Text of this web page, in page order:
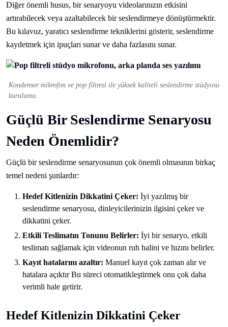
Diğer önemli husus, bir senaryoyu videolarınızın etkisini
artırabilecek veya azaltabilecek bir seslendirmeye dönüştürmektir.
Bu kılavuz, yaratıcı seslendirme tekniklerini gösterir, seslendirme
kaydetmek için ipuçları sunar ve daha fazlasını sunar.
Kondenser mikrofon ve pop filtresi ile yüksek kaliteli seslendirme stüdyosu
kurulumu.
Güçlü Bir Seslendirme Senaryosu
Neden Önemlidir?
Güçlü bir seslendirme senaryosunun çok önemli olmasının birkaç
temel nedeni şunlardır:
Hedef Kitlenizin Dikkatini Çeker: İyi yazılmış bir
seslendirme senaryosu, dinleyicilerinizin ilgisini çeker ve
dikkatini çeker.
Etkili Teslimatın Tonunu Belirler: İyi bir senaryo, etkili
teslimatı sağlamak için videonun ruh halini ve hızını belirler.
Kayıt hatalarını azaltır: Manuel kayıt çok zaman alır ve
hatalara açıktır Bu süreci otomatikleştirmek onu çok daha
verimli hale getirir.
Hedef Kitlenizin Dikkatini Çeker